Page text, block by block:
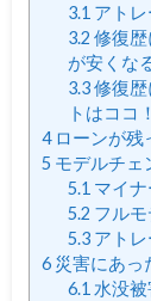
3.1 アト
3.2 修復
が安くな
3.3修復歴
トはココ！
4ローンが残
5 モデルチェ
5.1 マイ
5.2 フル
5.3アトレ
6災害にあっ
6.1 水没